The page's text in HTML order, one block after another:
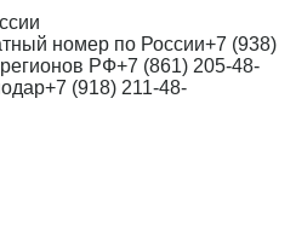
номер по России+7 (938)
РФ+7 (861) 205-48-
+7 (918) 211-48-